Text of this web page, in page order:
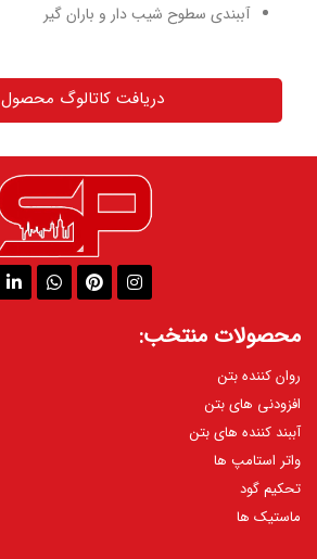
آببندی سطوح شیب دار و باران گیر
دریافت کاتالوگ محصول
محصولات منتخب:
روان کننده بتن
افزودنی های بتن
آببند کننده های بتن
واتر استامپ ها
تحکیم گود
ماستیک ها